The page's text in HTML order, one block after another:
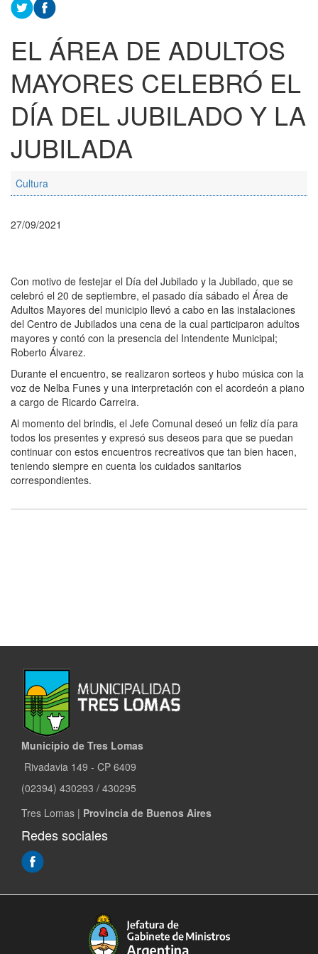
EL ÁREA DE ADULTOS
MAYORES CELEBRÓ EL
DÍA DEL JUBILADO Y LA
JUBILADA
Cultura
27/09/2021
Con motivo de festejar el Día del Jubilado y la Jubilado, que se
celebró el 20 de septiembre, el pasado día sábado el Área de
Adultos Mayores del municipio llevó a cabo en las instalaciones
del Centro de Jubilados una cena de la cual participaron adultos
mayores y contó con la presencia del Intendente Municipal;
Roberto Álvarez.
Durante el encuentro, se realizaron sorteos y hubo música con la
voz de Nelba Funes y una interpretación con el acordeón a piano
a cargo de Ricardo Carreira.
Al momento del brindis, el Jefe Comunal deseó un feliz día para
todos los presentes y expresó sus deseos para que se puedan
continuar con estos encuentros recreativos que tan bien hacen,
teniendo siempre en cuenta los cuidados sanitarios
correspondientes.
Municipio de Tres Lomas
Rivadavia 149 - CP 6409
(02394) 430293 / 430295
Tres Lomas | Provincia de Buenos Aires
Redes sociales